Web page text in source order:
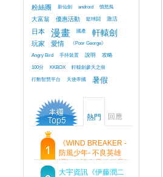
粉絲團 新仙劍 android 憤怒鳥
大富翁 優惠活動 籃球鬪 激活
日本 漫畫 國產 軒轅劍
玩家 愛情
《Poor George》
Angry Bird
手持裝置 說明
攻略
100分
KKBOX
軒轅劍參天之痕
行動智慧平台
天使帝國 暑假
熱門 回應
《WIND BREAKER -
防風少年- 不良英雄
譚》傳說中最強的男
人現身！即將顛覆風
大宇資訊《伊藤潤二